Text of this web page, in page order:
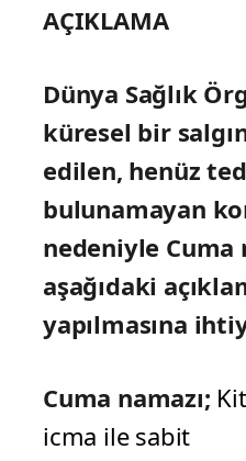
AÇIKLAMA
Dünya Sağlık
küresel bir
edilen, henüz
bulunamayan
nedeniyle Cuma
aşağıdaki
yapılmasına
Cuma namazı;
icma ile sabit